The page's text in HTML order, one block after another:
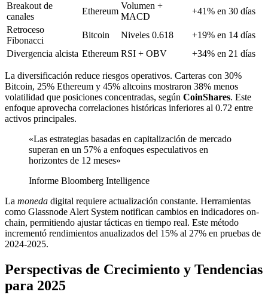
Breakout de
canales
Ethereum
Volumen +
MACD
+41% en 30 días
Retroceso
Fibonacci
Bitcoin Niveles 0.618
+19% en 14 días
Divergencia alcista Ethereum RSI + OBV +34% en 21 días
La diversificación reduce riesgos operativos. Carteras con 30%
Bitcoin, 25% Ethereum y 45% altcoins mostraron 38% menos
volatilidad que posiciones concentradas, según CoinShares. Este
enfoque aprovecha correlaciones históricas inferiores al 0.72 entre
activos principales.
«Las estrategias basadas en capitalización de mercado
superan en un 57% a enfoques especulativos en
horizontes de 12 meses»
Informe Bloomberg Intelligence
La moneda digital requiere actualización constante. Herramientas
como Glassnode Alert System notifican cambios en indicadores on-
chain, permitiendo ajustar tácticas en tiempo real. Este método
incrementó rendimientos anualizados del 15% al 27% en pruebas de
2024-2025.
Perspectivas de Crecimiento y Tendencias
para 2025